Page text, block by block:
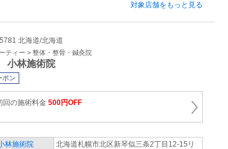
対象店舗をもっと見る
北海道/北海道
ティー > 整体・整骨・鍼灸院
小林施術院
ポン
回の施術料金 500円OFF
林施術院
北海道札幌市北区新琴似三条2丁目12-15リ